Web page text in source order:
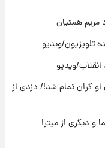
مریم همتیان
تلویزیون/ویدیو
انقلاب/ویدیو
او گران تمام شد!/ دزدی از
و دیگری از میترا